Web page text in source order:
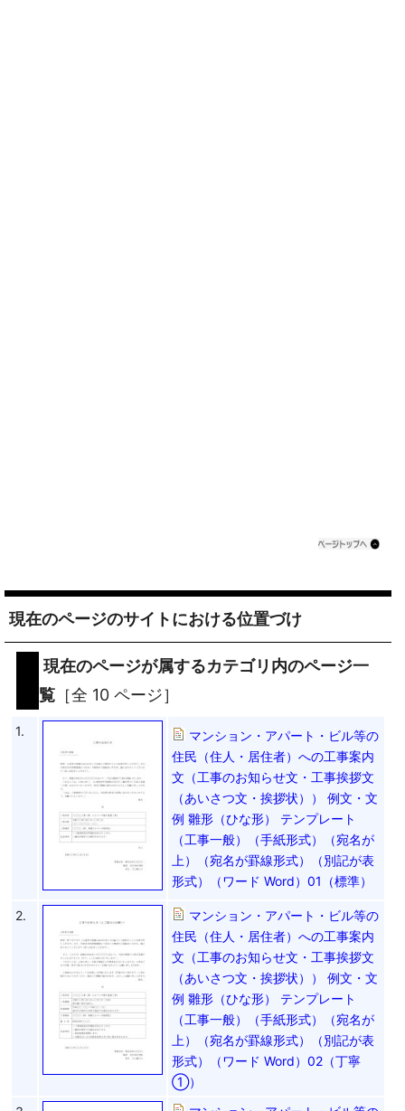
現在のページのサイトにおける位置づけ
現在のページが属するカテゴリ内のページ一
覧 ［全 10 ページ］
1.
マンション・アパート・ビル等の
住民（住人・居住者）への工事案内
文（工事のお知らせ文・工事挨拶文
（あいさつ文・挨拶状）） 例文・文
例 雛形（ひな形） テンプレート
（工事一般）（手紙形式）（宛名が
上）（宛名が罫線形式）（別記が表
形式）（ワード Word）01（標準）
2.
マンション・アパート・ビル等の
住民（住人・居住者）への工事案内
文（工事のお知らせ文・工事挨拶文
（あいさつ文・挨拶状）） 例文・文
例 雛形（ひな形） テンプレート
（工事一般）（手紙形式）（宛名が
上）（宛名が罫線形式）（別記が表
形式）（ワード Word）02（丁寧
①）